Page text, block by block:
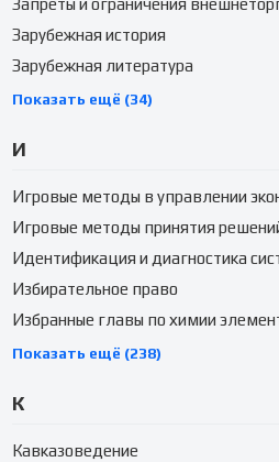
Запреты и ограничения
Зарубежная история
Зарубежная литература
Показать ещё (34)
И
Игровые методы в управлении
Игровые методы принятия
Идентификация и диагностика
Избирательное право
Избранные главы по химии
Показать ещё (238)
К
Кавказоведение